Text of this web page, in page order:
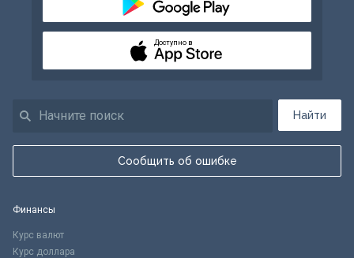
Найти
Сообщить об ошибке
Доступно в
Финансы
Курс валют
Курс доллара